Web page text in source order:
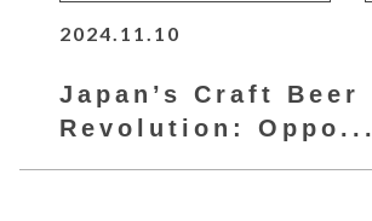
2024.11.10
Japan’s Craft Beer
Revolution: Oppo...